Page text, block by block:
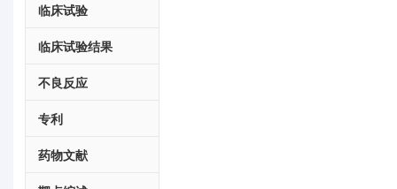
临床试验
临床试验结果
不良反应
专利
药物文献